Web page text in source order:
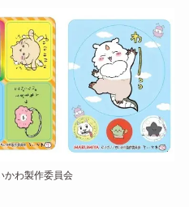
かわ製作委員会